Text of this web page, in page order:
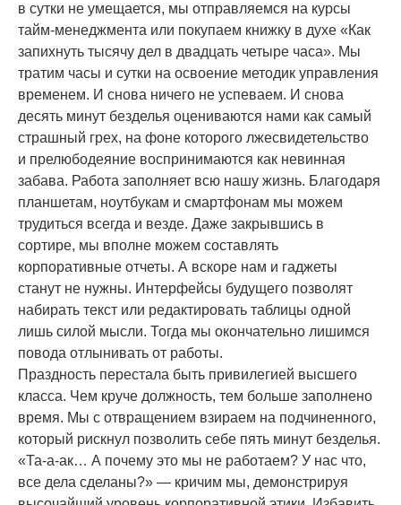
в сутки не умещается, мы отправляемся на курсы
тайм-менеджмента или покупаем книжку в духе «Как
запихнуть тысячу дел в двадцать четыре часа». Мы
тратим часы и сутки на освоение методик управления
временем. И снова ничего не успеваем. И снова
десять минут безделья оцениваются нами как самый
страшный грех, на фоне которого лжесвидетельство
и прелюбодеяние воспринимаются как невинная
забава. Работа заполняет всю нашу жизнь. Благодаря
планшетам, ноутбукам и смартфонам мы можем
трудиться всегда и везде. Даже закрывшись в
сортире, мы вполне можем составлять
корпоративные отчеты. А вскоре нам и гаджеты
станут не нужны. Интерфейсы будущего позволят
набирать текст или редактировать таблицы одной
лишь силой мысли. Тогда мы окончательно лишимся
повода отлынивать от работы.
Праздность перестала быть привилегией высшего
класса. Чем круче должность, тем больше заполнено
время. Мы с отвращением взираем на подчиненного,
который рискнул позволить себе пять минут безделья.
«Та-а-ак… А почему это мы не работаем? У нас что,
все дела сделаны?» — кричим мы, демонстрируя